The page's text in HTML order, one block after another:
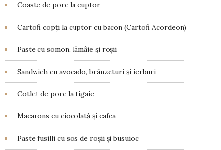
Coaste de porc la cuptor
Cartofi copți la cuptor cu bacon (Cartofi Acordeon)
Paste cu somon, lămâie și roșii
Sandwich cu avocado, brânzeturi și ierburi
Cotlet de porc la tigaie
Macarons cu ciocolată și cafea
Paste fusilli cu sos de roșii și busuioc